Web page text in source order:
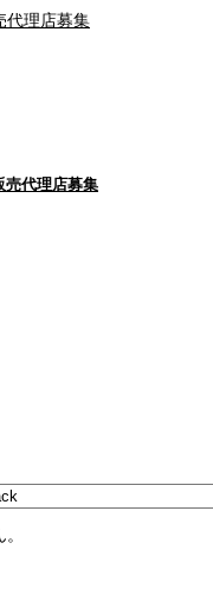
代理店募集
売代理店募集